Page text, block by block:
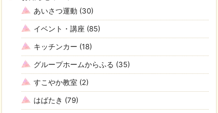
あいさつ運動 (30)
イベント・講座 (85)
キッチンカー (18)
グループホームからふる (35)
すこやか教室 (2)
はばたき (79)